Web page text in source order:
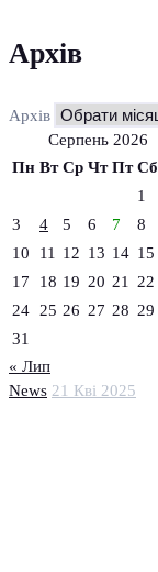
News 21 Кві 2025
Архів
Архів
Серпень 2026
Пн Вт Ср Чт Пт Сб
1
3
4 5 6 7 8
10
11 12 13 14 15
17
18 19 20 21 22
24
25 26 27 28 29
31
« Лип